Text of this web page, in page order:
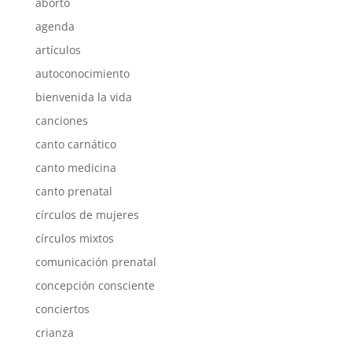
agenda
artículos
autoconocimiento
bienvenida la vida
canciones
canto carnático
canto medicina
canto prenatal
círculos de mujeres
círculos mixtos
comunicación prenatal
concepción consciente
conciertos
crianza